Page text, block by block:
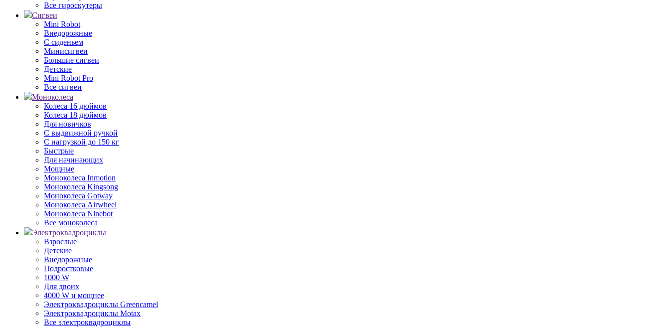
Все гироскутеры
Сигвеи
Mini Robot
Внедорожные
С сиденьем
Минисигвеи
Большие сигвеи
Детские
Mini Robot Pro
Все сигвеи
Моноколеса
Колеса 16 дюймов
Колеса 18 дюймов
Для новичков
С выдвижной ручкой
С нагрузкой до 150 кг
Быстрые
Для начинающих
Мощные
Моноколеса Inmotion
Моноколеса Kingsong
Моноколеса Gotway
Моноколеса Airwheel
Моноколеса Ninebot
Все моноколеса
Электроквадроциклы
Взрослые
Детские
Внедорожные
Подростковые
1000 W
Для двоих
4000 W и мощнее
Электроквадроциклы Greencamel
Электроквадроциклы Motax
Все электроквадроциклы